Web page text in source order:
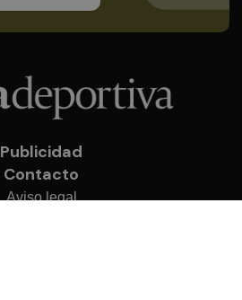
Publicidad
Contacto
Aviso legal